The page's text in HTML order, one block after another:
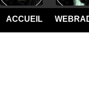
ACCUEIL